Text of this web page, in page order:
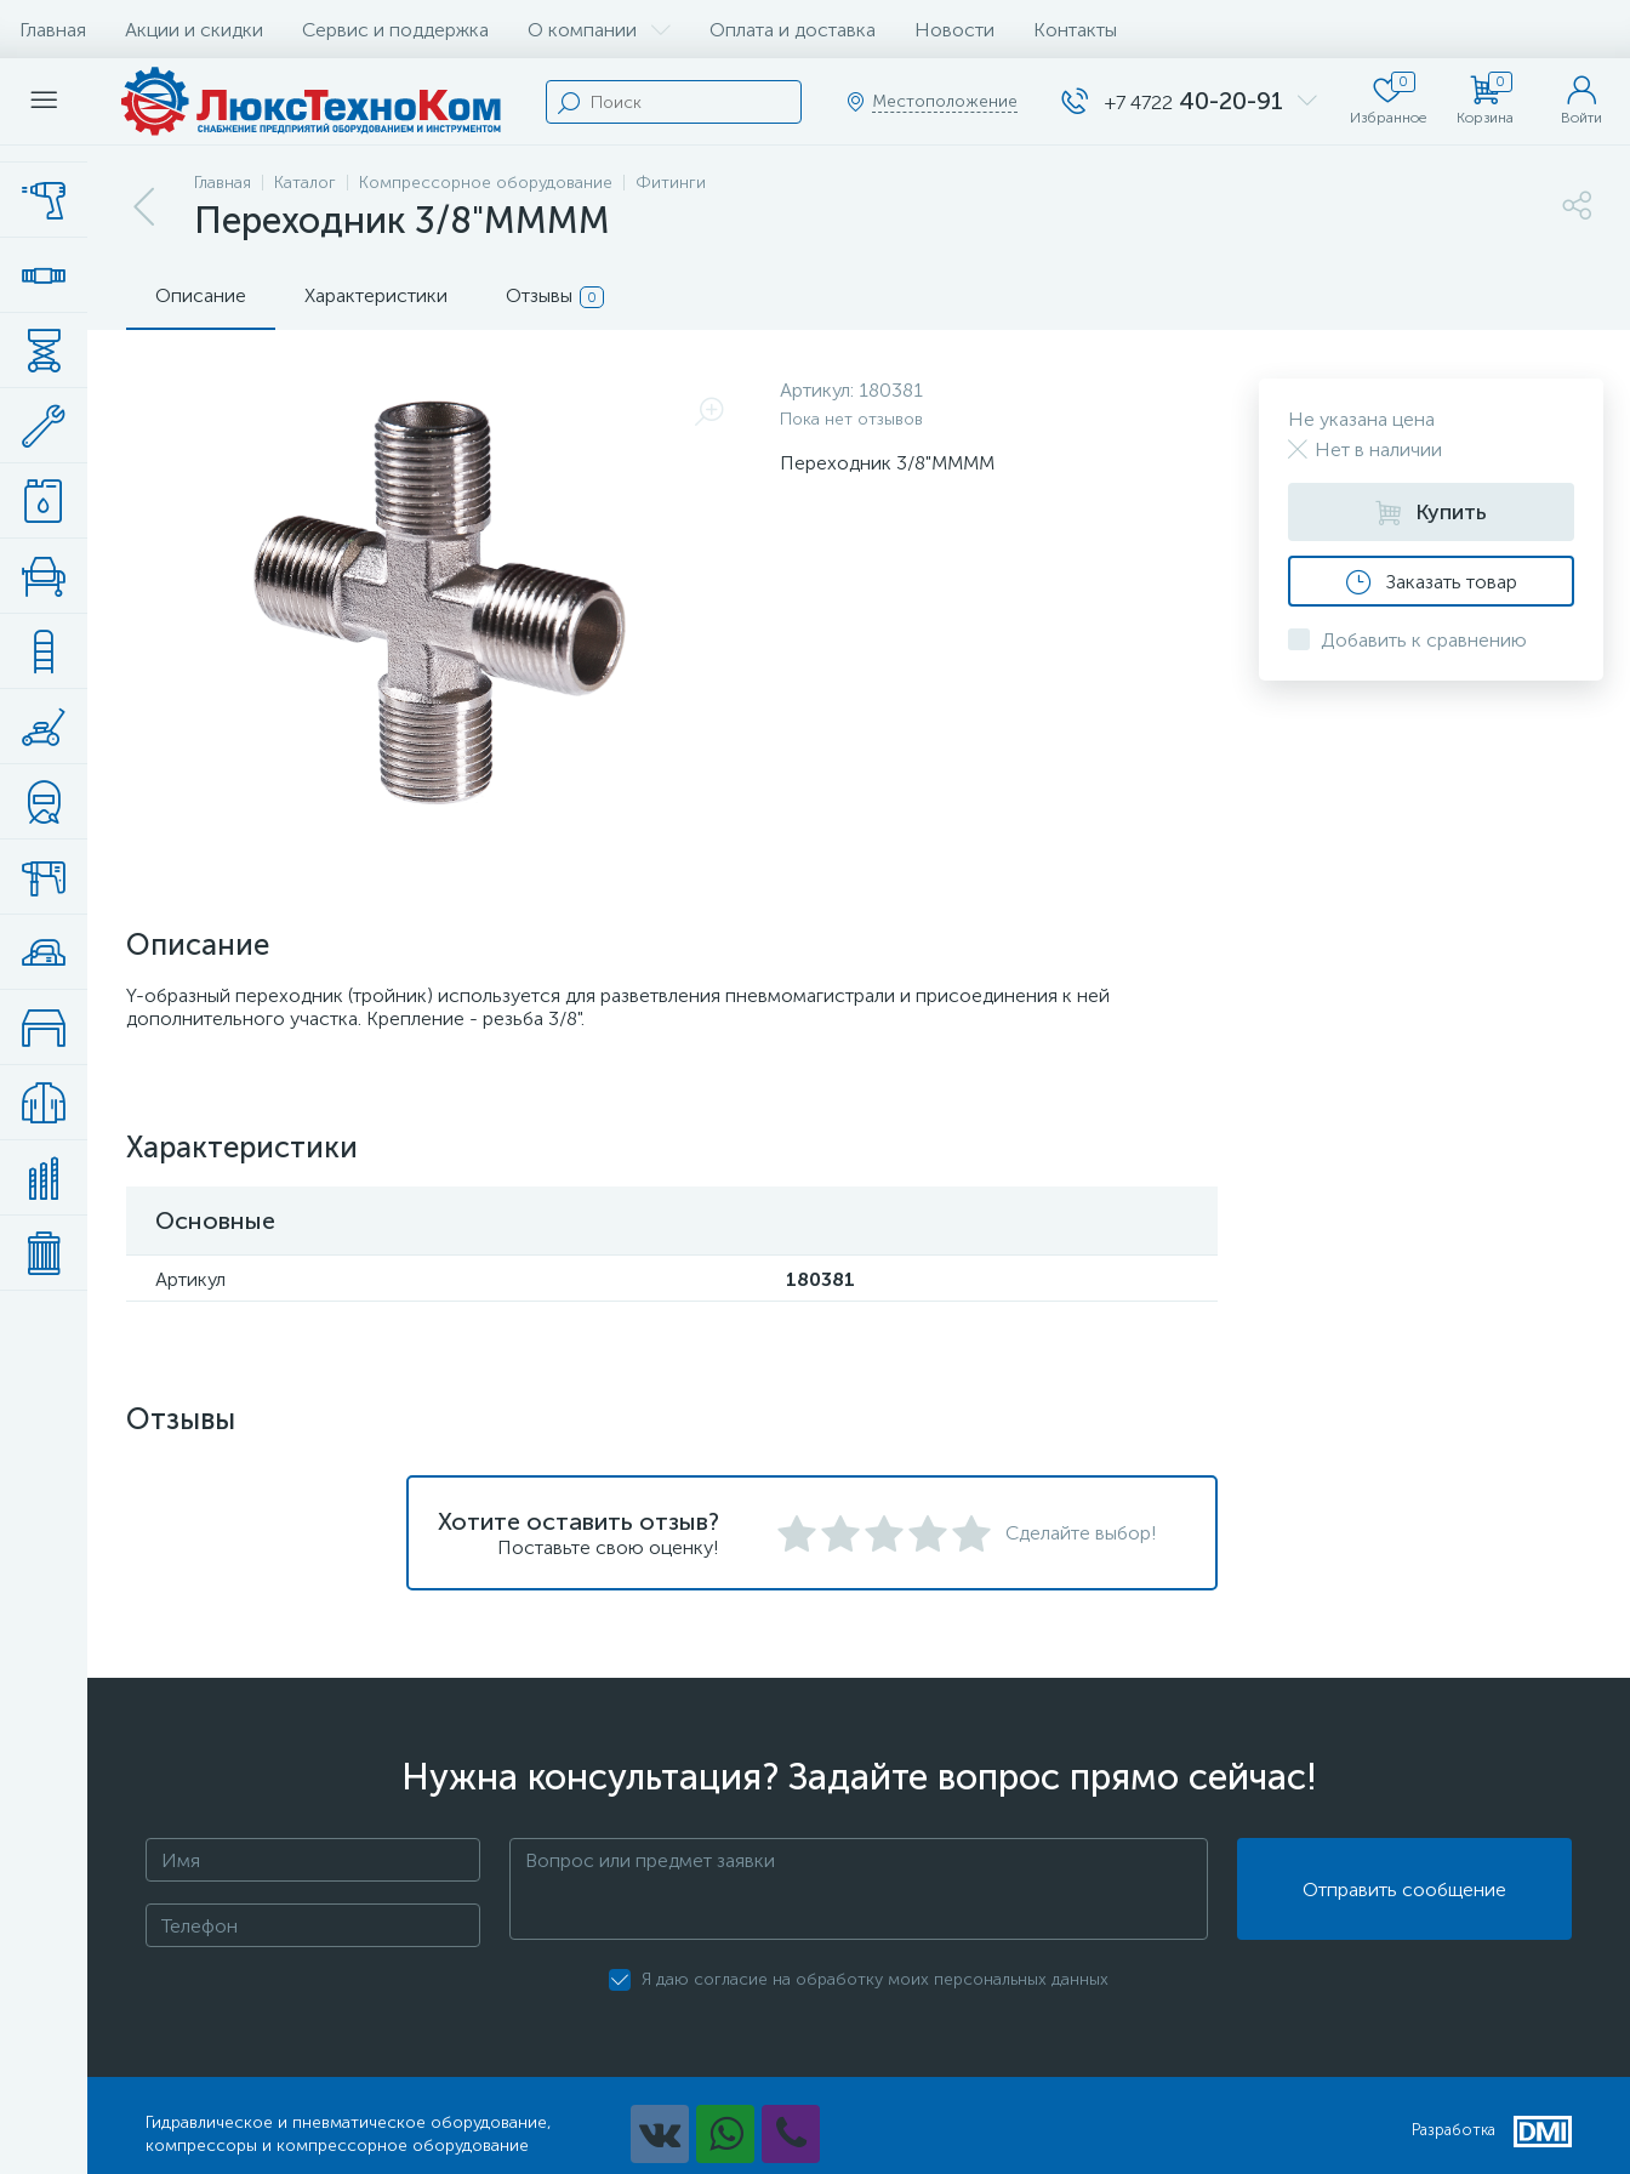
Главная Акции и скидки Сервис и поддержка О компании Оплата и доставка Новости Контакты
Местоположение +7 4722 40-20-91
0
Избранное
0
Корзина Войти
Главная Каталог Компрессорное оборудование Фитинги
Переходник 3/8"MMMM
Описание Характеристики Отзывы 0
Артикул: 180381
Пока нет отзывов
Переходник 3/8"MMMM
Описание
Y-образный переходник (тройник) используется для разветвления пневмомагистрали и присоединения к ней
дополнительного участка. Крепление - резьба 3/8".
Характеристики
Основные
Артикул 180381
Не указана цена
Нет в наличии
Купить
Заказать товар
Добавить к сравнению
Отзывы
Хотите оставить отзыв?
Поставьте свою оценку!
Сделайте выбор!
Нужна консультация? Задайте вопрос прямо сейчас!
Отправить сообщение
Я даю согласие на обработку моих персональных данных
Гидравлическое и пневматическое оборудование,
компрессоры и компрессорное оборудование
Разработка